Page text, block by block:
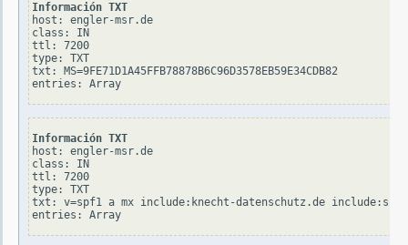
Información TXT
host: engler-msr.de
class: IN
ttl: 7200
type: TXT
txt: MS=9FE71D1A45FFB78878B6C96D3578EB59E34CDB82
Información TXT
host: engler-msr.de
class: IN
ttl: 7200
type: TXT
txt: v=spf1 a mx include:knecht-datenschutz.de